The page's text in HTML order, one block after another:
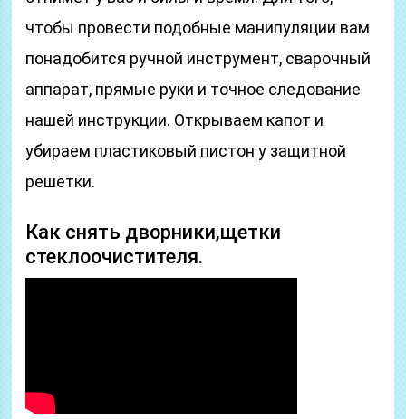
чтобы провести подобные манипуляции вам
понадобится ручной инструмент, сварочный
аппарат, прямые руки и точное следование
нашей инструкции. Открываем капот и
убираем пластиковый пистон у защитной
решётки.
Как снять дворники,щетки
стеклоочистителя.